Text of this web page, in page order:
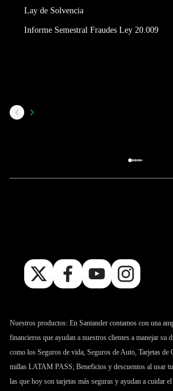
Lay de Solvencia
Informe Semestral Fraudes Ley 20.009
Nuestros productos: En Santander contamos con una
financieros que ayudan a nuestros clientes a manejar su
como los Seguros de vida, Seguros de Auto, Tarjetas de
millas LATAM PASS; Beneficios y descuentos al usar
las que hoy son tarjetas más seguras y ayudan a cuidar